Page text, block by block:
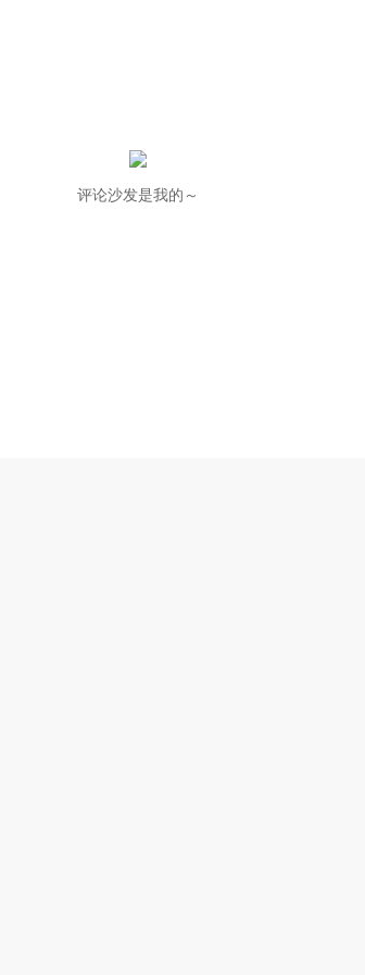
评论沙发是我的～